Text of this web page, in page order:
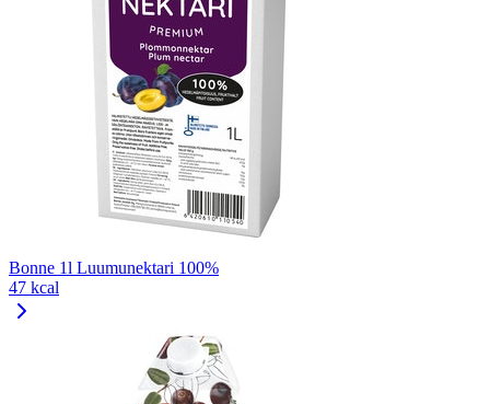
Bonne 1l Luumunektari 100%
47 kcal